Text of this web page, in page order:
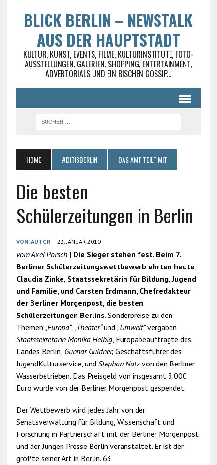
BLICK BERLIN – NEWSTALK
AUS DER HAUPTSTADT
KULTUR, KUNST, EVENTS, FILME, KULTURINSTITUTE, FOTO-
AUSSTELLUNGEN, GALERIEN, SHOPPING, ENTERTAINMENT,
ADVERTORIALS UND EIN BISCHEN GOSSIP...
HOME #DITISBERLIN DAS AMT TEILT MIT
Die besten
Schülerzeitungen in Berlin
VON: AUTOR 22. JANUAR 2010
vom Axel Porsch | Die Sieger stehen fest. Beim 7.
Berliner Schülerzeitungswettbewerb ehrten heute
Claudia Zinke, Staatssekretärin für Bildung, Jugend
und Familie, und Carsten Erdmann, Chefredakteur
der Berliner Morgenpost, die besten
Schülerzeitungen Berlins. Sonderpreise zu den
Themen „Europa“, „Theater“und „Umwelt“vergaben
Staatssekretärin Monika Helbig, Europabeauftragte des
Landes Berlin, Gunnar Güldner, Geschäftsführer des
JugendKulturservice, und Stephan Natzvon den Berliner
Wasserbetrieben. Das Preisgeld von insgesamt 3.000
Euro wurde von der Berliner Morgenpost gespendet.
Der Wettbewerb wird jedes Jahr von der
Senatsverwaltung für Bildung, Wissenschaft und
Forschung in Partnerschaft mit der Berliner Morgenpost
und der Jungen Presse Berlin veranstaltet. Er ist der
größte seiner Art in Berlin. 63